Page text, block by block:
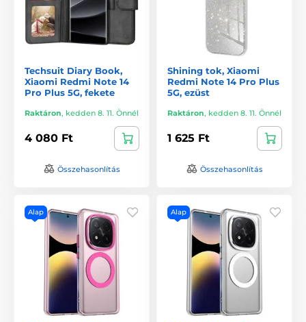
Techsuit Diary Book,
Xiaomi Redmi Note 14
Pro Plus 5G, fekete
Raktáron, kedden 8. 11. Önnél
4 080 Ft
Összehasonlítás
Shining tok, Xiaomi
Redmi Note 14 Pro Plus
5G, ezüst
Raktáron, kedden 8. 11. Önnél
1 625 Ft
Összehasonlítás
Alap Alap